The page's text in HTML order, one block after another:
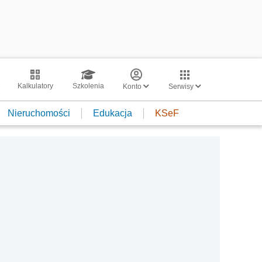
Kalkulatory Szkolenia Konto Serwisy
Nieruchomości Edukacja KSeF